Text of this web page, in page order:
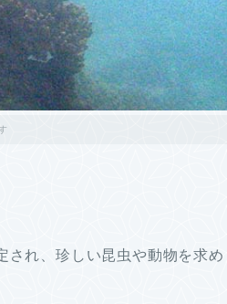
され、珍しい昆虫や動物を求め